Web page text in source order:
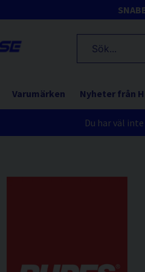
Varumärken Nyheter från
Du har väl